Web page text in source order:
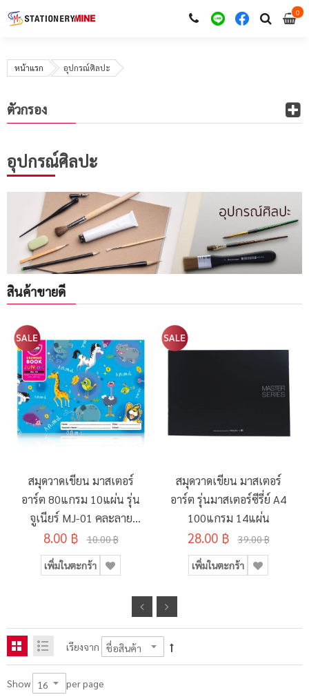
00
หน้าแรก อุปกรณ์ศิลปะ
อุปกรณ์ศิลปะ
สินค้าขายดี
สมุดวาดเขียน มาสเตอร์
อาร์ต 80แกรม 10แผ่น รุ่น
จูเนียร์ MJ-01 คละลาย
190x260มม.
8.00 ฿ 10.00 ฿
เพิ่มในตะกร้า
สมุดวาดเขียน มาสเตอร์
อาร์ต รุ่นมาสเตอร์ซีรี่ย์ A4
100แกรม 14แผ่น
28.00 ฿ 39.00 ฿
เพิ่มในตะกร้า
เรียงจาก
Show per page
ตัวกรอง